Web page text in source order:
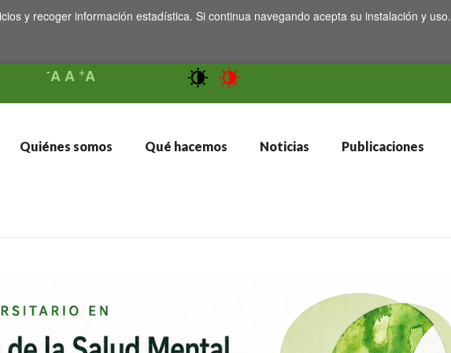
y recoger información estadística. Si continua navegando acepta su instalación y uso.
-AA +A
Quiénes somos Qué hacemos Noticias Publicaciones